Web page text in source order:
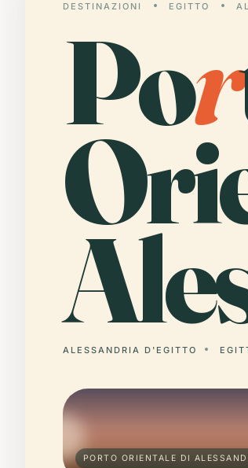
DESTINAZIONI EGITTO
Por
ALESSANDRIA D'EGITTO
PORTO ORIENTALE DI